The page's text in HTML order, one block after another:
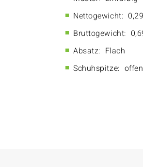
Nettogewicht:
Bruttogewicht:
Absatz: Flach
Schuhspitze: offen